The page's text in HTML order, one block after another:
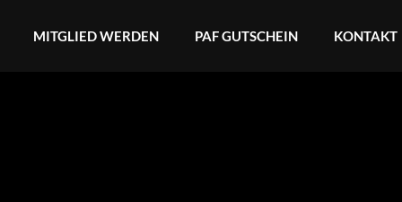
MITGLIED WERDEN PAF GUTSCHEIN KONTAKT